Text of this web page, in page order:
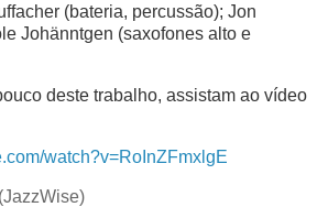
(bateria, percussão); Jon
Johänntgen (saxofones alto e
deste trabalho, assistam ao vídeo
watch?v=RoInZFmxlgE